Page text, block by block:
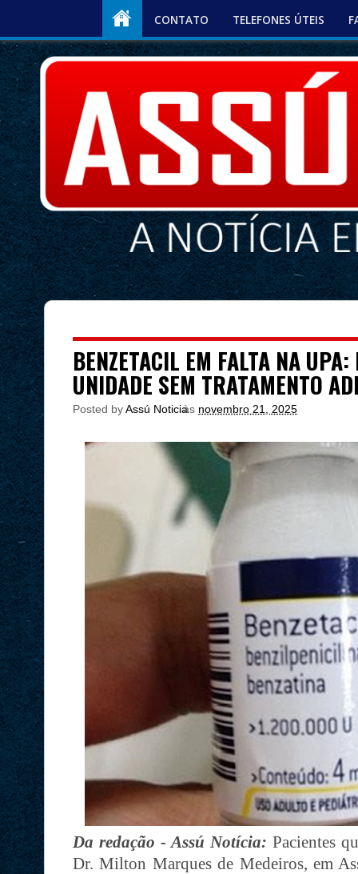
CONTATO TELEFONES ÚTEIS
BENZETACIL EM FALTA NA
UNIDADE SEM TRATAMENTO
Posted byAssú Noticia
às novembro 21, 2025
Da redação - Assú Notícia: Pacientes
Dr. Milton Marques de Medeiros, em